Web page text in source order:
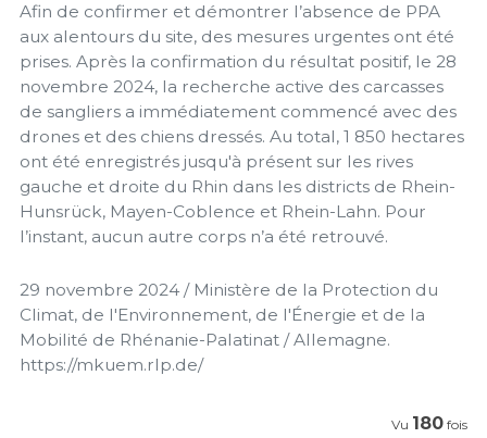
Afin de confirmer et démontrer l’absence de PPA
aux alentours du site, des mesures urgentes ont été
prises. Après la confirmation du résultat positif, le 28
novembre 2024, la recherche active des carcasses
de sangliers a immédiatement commencé avec des
drones et des chiens dressés. Au total, 1 850 hectares
ont été enregistrés jusqu'à présent sur les rives
gauche et droite du Rhin dans les districts de Rhein-
Hunsrück, Mayen-Coblence et Rhein-Lahn. Pour
l’instant, aucun autre corps n’a été retrouvé.
29 novembre 2024 / Ministère de la Protection du
Climat, de l'Environnement, de l'Énergie et de la
Mobilité de Rhénanie-Palatinat / Allemagne.
https://mkuem.rlp.de/
Vu 180 fois